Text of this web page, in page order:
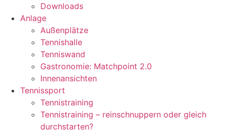
Downloads
Anlage
Außenplätze
Tennishalle
Tenniswand
Gastronomie: Matchpoint 2.0
Innenansichten
Tennissport
Tennistraining
Tennistraining – reinschnuppern oder gleich
durchstarten?